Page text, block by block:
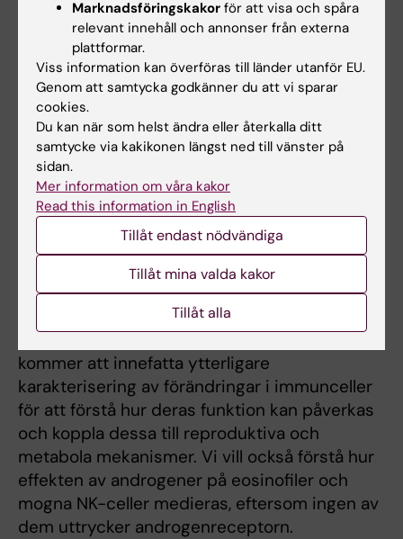
överraskande upptäckt var den drastiska
minskningen av eosinofiler i livmodern,
eftersom dessa inte uttrycker
androgenreceptorn. Detta visar att
androgener spelar en bredare och mer
komplex roll i att modulera immunsystemet än
enbart genom direkt aktivering av
androgenreceptorn på immunceller.
Nästa steg blir att noggrant undersöka de
underliggande mekanismerna för
immunförändringarna och att bedöma om
dessa bidrar till
reproduktionskomplikationerna och de
metabola samsjukligheterna vid PCOS. Detta
kommer att innefatta ytterligare
karakterisering av förändringar i immunceller
för att förstå hur deras funktion kan påverkas
och koppla dessa till reproduktiva och
metabola mekanismer. Vi vill också förstå hur
effekten av androgener på eosinofiler och
mogna NK-celler medieras, eftersom ingen av
dem uttrycker androgenreceptorn.
Marknadsföringskakor för att visa och spåra
relevant innehåll och annonser från externa
plattformar.
Viss information kan överföras till länder utanför EU.
Genom att samtycka godkänner du att vi sparar
cookies.
Du kan när som helst ändra eller återkalla ditt
samtycke via kakikonen längst ned till vänster på
sidan.
Mer information om våra kakor
Read this information in English
Tillåt endast nödvändiga
Tillåt mina valda kakor
Tillåt alla